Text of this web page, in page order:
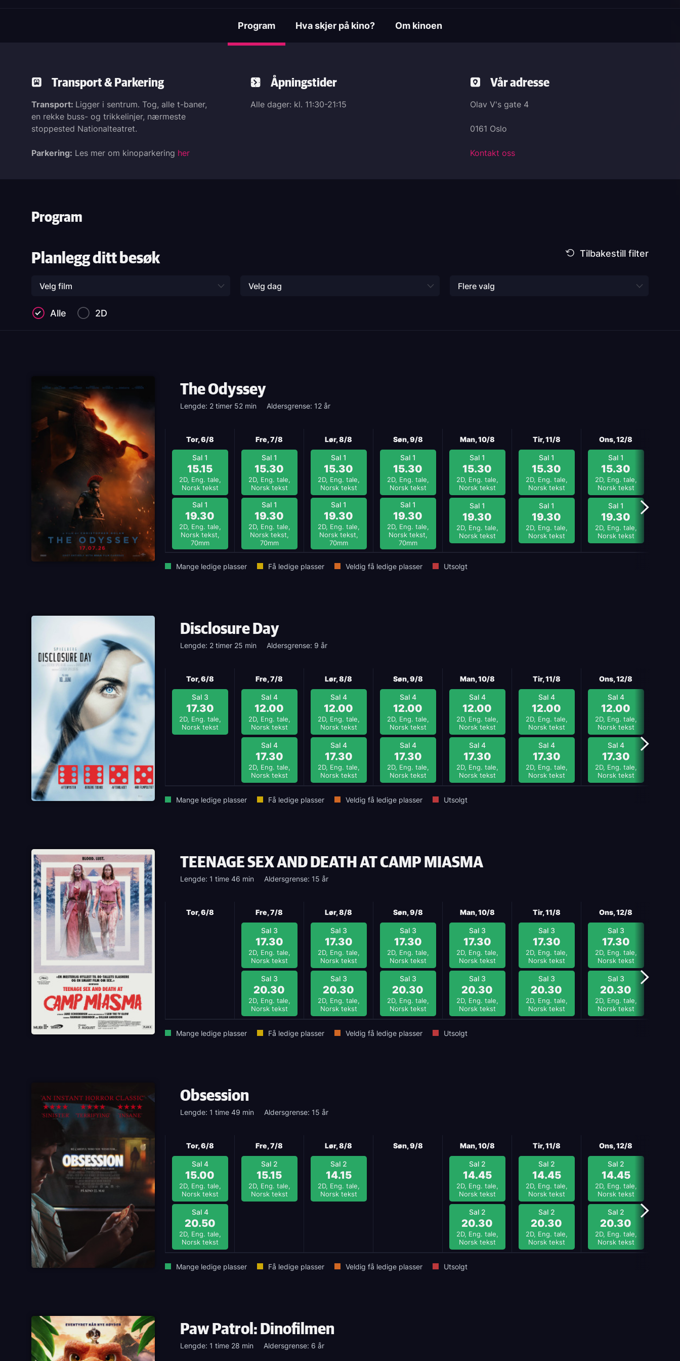
Program
Hva skjer på kino? Om kinoen
Transport & Parkering
Transport: Ligger i sentrum. Tog, alle t-baner,
en rekke buss- og trikkelinjer, nærmeste
stoppested Nationalteatret.
Parkering: Les mer om kinoparkering her
Åpningstider
Alle dager: kl. 11:30-21:15
Vår adresse
Olav V's gate 4
0161 Oslo
Kontakt oss
Program
Planlegg ditt besøk
Velg film Velg dag Flere valg
Alle 2D
The Odyssey
Lengde: 2 timer 52 min Aldersgrense: 12 år
Tor, 6/8
Sal 1
15.15
2D, Eng. tale,
Norsk tekst
Sal 1
19.30
2D, Eng. tale,
Norsk tekst,
70mm
Fre, 7/8
Sal 1
15.30
2D, Eng. tale,
Norsk tekst
Sal 1
19.30
2D, Eng. tale,
Norsk tekst,
70mm
Lør, 8/8
Sal 1
15.30
2D, Eng. tale,
Norsk tekst
Sal 1
19.30
2D, Eng. tale,
Norsk tekst,
70mm
Søn, 9/8
Sal 1
15.30
2D, Eng. tale,
Norsk tekst
Sal 1
19.30
2D, Eng. tale,
Norsk tekst,
70mm
Man, 10/8
Sal 1
15.30
2D, Eng. tale,
Norsk tekst
Sal 1
19.30
2D, Eng. tale,
Norsk tekst
Tir, 11/8
Sal 1
15.30
2D, Eng. tale,
Norsk tekst
Sal 1
19.30
2D, Eng. tale,
Norsk tekst
Ons, 12/8
Sal 1
15.30
2D, Eng. tale,
Norsk tekst
Sal 1
19.30
2D, Eng. tale,
Norsk tekst
Mange ledige plasser Få ledige plasser Veldig få ledige plasser Utsolgt
Disclosure Day
Lengde: 2 timer 25 min Aldersgrense: 9 år
Tor, 6/8
Sal 3
17.30
2D, Eng. tale,
Norsk tekst
Fre, 7/8
Sal 4
12.00
2D, Eng. tale,
Norsk tekst
Sal 4
17.30
2D, Eng. tale,
Norsk tekst
Lør, 8/8
Sal 4
12.00
2D, Eng. tale,
Norsk tekst
Sal 4
17.30
2D, Eng. tale,
Norsk tekst
Søn, 9/8
Sal 4
12.00
2D, Eng. tale,
Norsk tekst
Sal 4
17.30
2D, Eng. tale,
Norsk tekst
Man, 10/8
Sal 4
12.00
2D, Eng. tale,
Norsk tekst
Sal 4
17.30
2D, Eng. tale,
Norsk tekst
Tir, 11/8
Sal 4
12.00
2D, Eng. tale,
Norsk tekst
Sal 4
17.30
2D, Eng. tale,
Norsk tekst
Ons, 12/8
Sal 4
12.00
2D, Eng. tale,
Norsk tekst
Sal 4
17.30
2D, Eng. tale,
Norsk tekst
Mange ledige plasser Få ledige plasser Veldig få ledige plasser Utsolgt
TEENAGE SEX AND DEATH AT CAMP MIASMA
Lengde: 1 time 46 min Aldersgrense: 15 år
Tor, 6/8 Fre, 7/8
Sal 3
17.30
2D, Eng. tale,
Norsk tekst
Sal 3
20.30
2D, Eng. tale,
Norsk tekst
Lør, 8/8
Sal 3
17.30
2D, Eng. tale,
Norsk tekst
Sal 3
20.30
2D, Eng. tale,
Norsk tekst
Søn, 9/8
Sal 3
17.30
2D, Eng. tale,
Norsk tekst
Sal 3
20.30
2D, Eng. tale,
Norsk tekst
Man, 10/8
Sal 3
17.30
2D, Eng. tale,
Norsk tekst
Sal 3
20.30
2D, Eng. tale,
Norsk tekst
Tir, 11/8
Sal 3
17.30
2D, Eng. tale,
Norsk tekst
Sal 3
20.30
2D, Eng. tale,
Norsk tekst
Ons, 12/8
Sal 3
17.30
2D, Eng. tale,
Norsk tekst
Sal 3
20.30
2D, Eng. tale,
Norsk tekst
Mange ledige plasser Få ledige plasser Veldig få ledige plasser Utsolgt
Obsession
Lengde: 1 time 49 min Aldersgrense: 15 år
Tor, 6/8
Sal 4
15.00
2D, Eng. tale,
Norsk tekst
Sal 4
20.50
2D, Eng. tale,
Norsk tekst
Fre, 7/8
Sal 2
15.15
2D, Eng. tale,
Norsk tekst
Lør, 8/8
Sal 2
14.15
2D, Eng. tale,
Norsk tekst
Søn, 9/8 Man, 10/8
Sal 2
14.45
2D, Eng. tale,
Norsk tekst
Sal 2
20.30
2D, Eng. tale,
Norsk tekst
Tir, 11/8
Sal 2
14.45
2D, Eng. tale,
Norsk tekst
Sal 2
20.30
2D, Eng. tale,
Norsk tekst
Ons, 12/8
Sal 2
14.45
2D, Eng. tale,
Norsk tekst
Sal 2
20.30
2D, Eng. tale,
Norsk tekst
Mange ledige plasser Få ledige plasser Veldig få ledige plasser Utsolgt
Paw Patrol: Dinofilmen
Lengde: 1 time 28 min Aldersgrense: 6 år